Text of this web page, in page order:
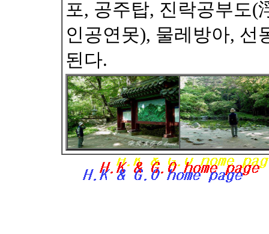
포, 공주탑, 진락공부도(
인공연못), 물레방아, 선
된다.